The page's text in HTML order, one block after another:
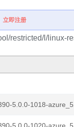
立即注册
restricted/l/linux-
5.0.0-1018-